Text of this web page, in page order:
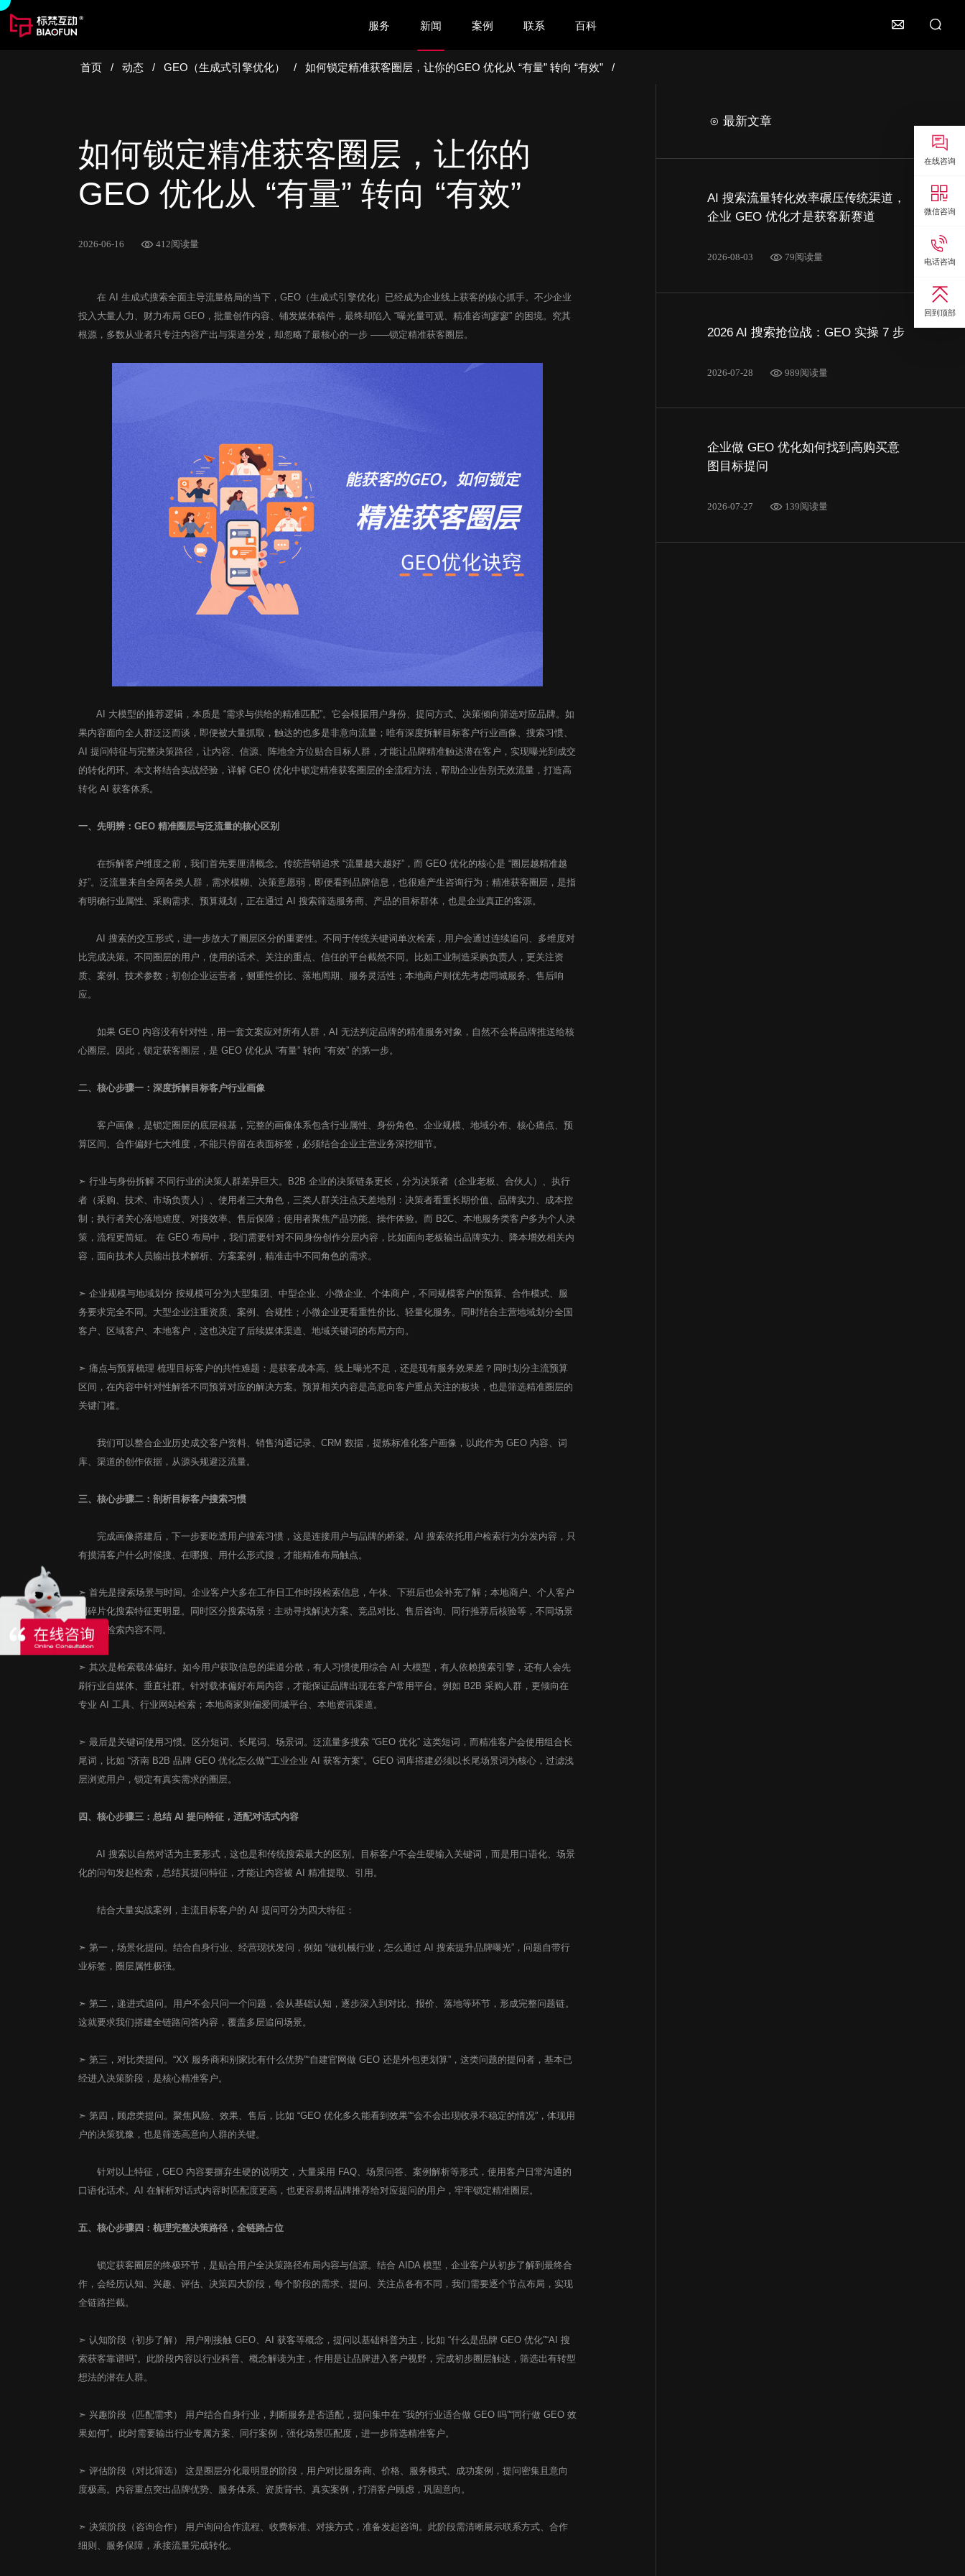
服务 新闻 案例 联系 百科 
网站建设 | 新媒体营销
定制开发 | 虚拟数字人
发送验证码
标梵100个数字营销客户增长故事
意见反馈
发送验证码
提交

在线咨询

微信咨询

电话咨询

回到顶部
首页 / 动态 / GEO（生成式引擎优化） / 如何锁定精准获客圈层，让你的GEO 优化从 “有量” 转向 “有效” /
如何锁定精准获客圈层，让你的
GEO 优化从 “有量” 转向 “有效”
2026-06-16 412阅读量
在 AI 生成式搜索全面主导流量格局的当下，GEO（生成式引擎优化）已经成为企业线上获客的核心抓手。不少企业
投入大量人力、财力布局 GEO，批量创作内容、铺发媒体稿件，最终却陷入 “曝光量可观、精准咨询寥寥” 的困境。究其
根源，多数从业者只专注内容产出与渠道分发，却忽略了最核心的一步 ——锁定精准获客圈层。
AI 大模型的推荐逻辑，本质是 “需求与供给的精准匹配”。它会根据用户身份、提问方式、决策倾向筛选对应品牌。如
果内容面向全人群泛泛而谈，即便被大量抓取，触达的也多是非意向流量；唯有深度拆解目标客户行业画像、搜索习惯、
AI 提问特征与完整决策路径，让内容、信源、阵地全方位贴合目标人群，才能让品牌精准触达潜在客户，实现曝光到成交
的转化闭环。本文将结合实战经验，详解 GEO 优化中锁定精准获客圈层的全流程方法，帮助企业告别无效流量，打造高
转化 AI 获客体系。
一、先明辨：GEO 精准圈层与泛流量的核心区别
在拆解客户维度之前，我们首先要厘清概念。传统营销追求 “流量越大越好”，而 GEO 优化的核心是 “圈层越精准越
好”。泛流量来自全网各类人群，需求模糊、决策意愿弱，即便看到品牌信息，也很难产生咨询行为；精准获客圈层，是指
有明确行业属性、采购需求、预算规划，正在通过 AI 搜索筛选服务商、产品的目标群体，也是企业真正的客源。
AI 搜索的交互形式，进一步放大了圈层区分的重要性。不同于传统关键词单次检索，用户会通过连续追问、多维度对
比完成决策。不同圈层的用户，使用的话术、关注的重点、信任的平台截然不同。比如工业制造采购负责人，更关注资
质、案例、技术参数；初创企业运营者，侧重性价比、落地周期、服务灵活性；本地商户则优先考虑同城服务、售后响
应。
如果 GEO 内容没有针对性，用一套文案应对所有人群，AI 无法判定品牌的精准服务对象，自然不会将品牌推送给核
心圈层。因此，锁定获客圈层，是 GEO 优化从 “有量” 转向 “有效” 的第一步。
二、核心步骤一：深度拆解目标客户行业画像
客户画像，是锁定圈层的底层根基，完整的画像体系包含行业属性、身份角色、企业规模、地域分布、核心痛点、预
算区间、合作偏好七大维度，不能只停留在表面标签，必须结合企业主营业务深挖细节。
➣ 行业与身份拆解 不同行业的决策人群差异巨大。B2B 企业的决策链条更长，分为决策者（企业老板、合伙人）、执行
者（采购、技术、市场负责人）、使用者三大角色，三类人群关注点天差地别：决策者看重长期价值、品牌实力、成本控
制；执行者关心落地难度、对接效率、售后保障；使用者聚焦产品功能、操作体验。而 B2C、本地服务类客户多为个人决
策，流程更简短。 在 GEO 布局中，我们需要针对不同身份创作分层内容，比如面向老板输出品牌实力、降本增效相关内
容，面向技术人员输出技术解析、方案案例，精准击中不同角色的需求。
➣ 企业规模与地域划分 按规模可分为大型集团、中型企业、小微企业、个体商户，不同规模客户的预算、合作模式、服
务要求完全不同。大型企业注重资质、案例、合规性；小微企业更看重性价比、轻量化服务。同时结合主营地域划分全国
客户、区域客户、本地客户，这也决定了后续媒体渠道、地域关键词的布局方向。
➣ 痛点与预算梳理 梳理目标客户的共性难题：是获客成本高、线上曝光不足，还是现有服务效果差？同时划分主流预算
区间，在内容中针对性解答不同预算对应的解决方案。预算相关内容是高意向客户重点关注的板块，也是筛选精准圈层的
关键门槛。
我们可以整合企业历史成交客户资料、销售沟通记录、CRM 数据，提炼标准化客户画像，以此作为 GEO 内容、词
库、渠道的创作依据，从源头规避泛流量。
三、核心步骤二：剖析目标客户搜索习惯
完成画像搭建后，下一步要吃透用户搜索习惯，这是连接用户与品牌的桥梁。AI 搜索依托用户检索行为分发内容，只
有摸清客户什么时候搜、在哪搜、用什么形式搜，才能精准布局触点。
➣ 首先是搜索场景与时间。企业客户大多在工作日工作时段检索信息，午休、下班后也会补充了解；本地商户、个人客户
则碎片化搜索特征更明显。同时区分搜索场景：主动寻找解决方案、竞品对比、售后咨询、同行推荐后核验等，不同场景
对应的检索内容不同。
➣ 其次是检索载体偏好。如今用户获取信息的渠道分散，有人习惯使用综合 AI 大模型，有人依赖搜索引擎，还有人会先
刷行业自媒体、垂直社群。针对载体偏好布局内容，才能保证品牌出现在客户常用平台。例如 B2B 采购人群，更倾向在
专业 AI 工具、行业网站检索；本地商家则偏爱同城平台、本地资讯渠道。
➣ 最后是关键词使用习惯。区分短词、长尾词、场景词。泛流量多搜索 “GEO 优化” 这类短词，而精准客户会使用组合长
尾词，比如 “济南 B2B 品牌 GEO 优化怎么做”“工业企业 AI 获客方案”。GEO 词库搭建必须以长尾场景词为核心，过滤浅
层浏览用户，锁定有真实需求的圈层。
四、核心步骤三：总结 AI 提问特征，适配对话式内容
AI 搜索以自然对话为主要形式，这也是和传统搜索最大的区别。目标客户不会生硬输入关键词，而是用口语化、场景
化的问句发起检索，总结其提问特征，才能让内容被 AI 精准提取、引用。
结合大量实战案例，主流目标客户的 AI 提问可分为四大特征：
➣ 第一，场景化提问。结合自身行业、经营现状发问，例如 “做机械行业，怎么通过 AI 搜索提升品牌曝光”，问题自带行
业标签，圈层属性极强。
➣ 第二，递进式追问。用户不会只问一个问题，会从基础认知，逐步深入到对比、报价、落地等环节，形成完整问题链。
这就要求我们搭建全链路问答内容，覆盖多层追问场景。
➣ 第三，对比类提问。“XX 服务商和别家比有什么优势”“自建官网做 GEO 还是外包更划算”，这类问题的提问者，基本已
经进入决策阶段，是核心精准客户。
➣ 第四，顾虑类提问。聚焦风险、效果、售后，比如 “GEO 优化多久能看到效果”“会不会出现收录不稳定的情况”，体现用
户的决策犹豫，也是筛选高意向人群的关键。
针对以上特征，GEO 内容要摒弃生硬的说明文，大量采用 FAQ、场景问答、案例解析等形式，使用客户日常沟通的
口语化话术。AI 在解析对话式内容时匹配度更高，也更容易将品牌推荐给对应提问的用户，牢牢锁定精准圈层。
五、核心步骤四：梳理完整决策路径，全链路占位
锁定获客圈层的终极环节，是贴合用户全决策路径布局内容与信源。结合 AIDA 模型，企业客户从初步了解到最终合
作，会经历认知、兴趣、评估、决策四大阶段，每个阶段的需求、提问、关注点各有不同，我们需要逐个节点布局，实现
全链路拦截。
➣ 认知阶段（初步了解） 用户刚接触 GEO、AI 获客等概念，提问以基础科普为主，比如 “什么是品牌 GEO 优化”“AI 搜
索获客靠谱吗”。此阶段内容以行业科普、概念解读为主，作用是让品牌进入客户视野，完成初步圈层触达，筛选出有转型
想法的潜在人群。
➣ 兴趣阶段（匹配需求） 用户结合自身行业，判断服务是否适配，提问集中在 “我的行业适合做 GEO 吗”“同行做 GEO 效
果如何”。此时需要输出行业专属方案、同行案例，强化场景匹配度，进一步筛选精准客户。
➣ 评估阶段（对比筛选） 这是圈层分化最明显的阶段，用户对比服务商、价格、服务模式、成功案例，提问密集且意向
度极高。内容重点突出品牌优势、服务体系、资质背书、真实案例，打消客户顾虑，巩固意向。
➣ 决策阶段（咨询合作） 用户询问合作流程、收费标准、对接方式，准备发起咨询。此阶段需清晰展示联系方式、合作
细则、服务保障，承接流量完成转化。
⊙ 最新文章
AI 搜索流量转化效率碾压传统渠道，
企业 GEO 优化才是获客新赛道
2026-08-03 79阅读量
2026 AI 搜索抢位战：GEO 实操 7 步
2026-07-28 989阅读量
企业做 GEO 优化如何找到高购买意
图目标提问
2026-07-27 139阅读量